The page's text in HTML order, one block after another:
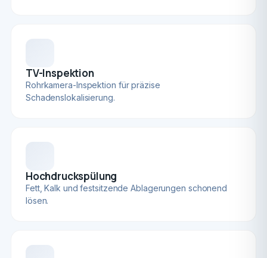
TV-Inspektion
Rohrkamera-Inspektion für präzise
Schadenslokalisierung.
Hochdruckspülung
Fett, Kalk und festsitzende Ablagerungen schonend
lösen.